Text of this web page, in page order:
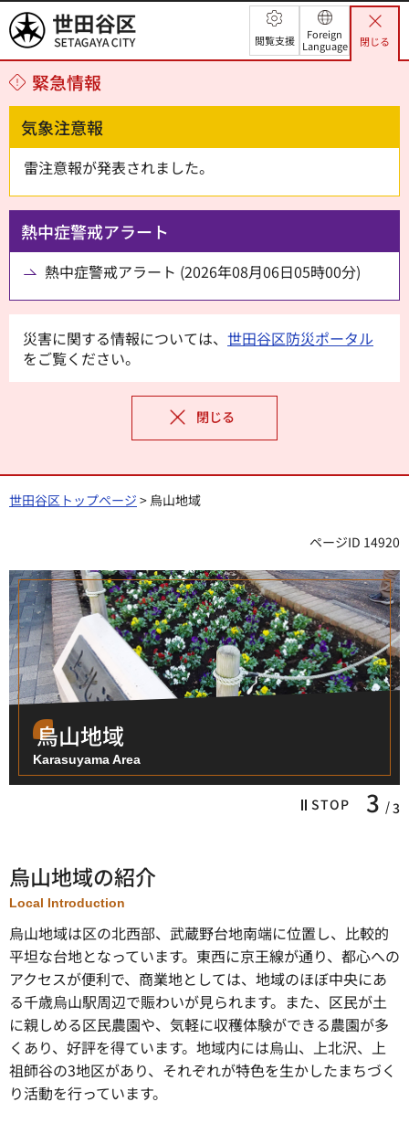
世田谷区 閲覧支援
Foreign
Language
閉じる
緊急情報
気象注意報
雷注意報が発表されました。
熱中症警戒アラート
熱中症警戒アラート (2026年08月06日05時00分)
災害に関する情報については、 世田谷区防災ポータル
をご覧ください。
閉じる
世田谷区トップページ > 烏山地域
ページID 14920
烏山地域
Karasuyama Area
STOP 3 3
烏山地域の紹介
Local Introduction
烏山地域は区の北西部、武蔵野台地南端に位置し、比較的
平坦な台地となっています。東西に京王線が通り、都心への
アクセスが便利で、商業地としては、地域のほぼ中央にあ
る千歳烏山駅周辺で賑わいが見られます。また、区民が土
に親しめる区民農園や、気軽に収穫体験ができる農園が多
くあり、好評を得ています。地域内には烏山、上北沢、上
祖師谷の3地区があり、それぞれが特色を生かしたまちづく
り活動を行っています。